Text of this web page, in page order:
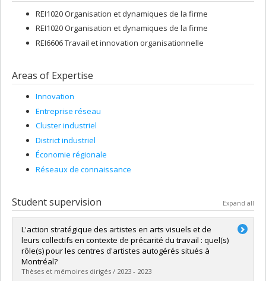
REI1020 Organisation et dynamiques de la firme
REI1020 Organisation et dynamiques de la firme
REI6606 Travail et innovation organisationnelle
Areas of Expertise
Innovation
Entreprise réseau
Cluster industriel
District industriel
Économie régionale
Réseaux de connaissance
Student supervision Expand all
L'action stratégique des artistes en arts visuels et de
leurs collectifs en contexte de précarité du travail : quel(s)
rôle(s) pour les centres d'artistes autogérés situés à
Montréal?
Thèses et mémoires dirigés / 2023 - 2023